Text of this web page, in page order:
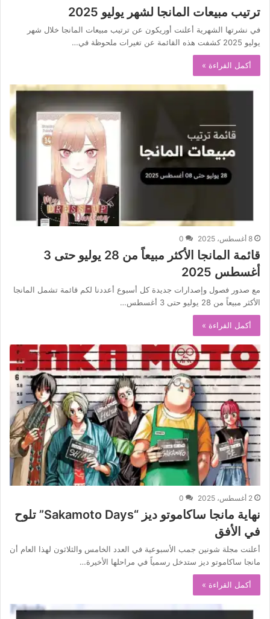
ترتيب مبيعات المانجا لشهر يوليو 2025
في نشرتها الشهرية أعلنت أوريكون عن ترتيب مبيعات المانجا خلال شهر
يوليو 2025 كشفت هذه القائمة عن تغيرات ملحوظة في…
أكمل القراءة »
8 أغسطس، 2025 0
قائمة المانجا الأكثر مبيعاً من 28 يوليو حتى 3
أغسطس 2025
مع صدور فصول وإصدارات جديدة كل أسبوع أعددنا لكم قائمة تشمل المانجا
الأكثر مبيعاً من 28 يوليو حتى 3 أغسطس…
أكمل القراءة »
2 أغسطس، 2025 0
نهاية مانجا ساكاموتو ديز “Sakamoto Days” تلوح
في الأفق
أعلنت مجلة شونين جمب الأسبوعية في العدد الخامس والثلاثون لهذا العام أن
مانجا ساكاموتو ديز ستدخل رسمياً في مراحلها الأخيرة…
أكمل القراءة »